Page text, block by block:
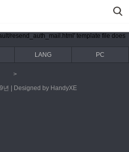
resend_auth_mail.html' template file does
LANG PC
>
년 | Designed by HandyXE